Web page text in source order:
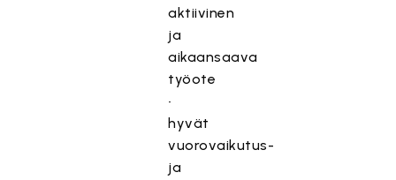
aktiivinen
ja
aikaansaava
työote
•
hyvät
vuorovaikutus-
ja